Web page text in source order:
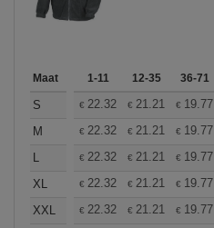
Maat 1-11 12-35 36-71
S € 22.32 € 21.21 € 19.77
M
€ 22.32 € 21.21 € 19.77
L
€ 22.32 € 21.21 € 19.77
XL
€ 22.32 € 21.21 € 19.77
XXL
€ 22.32 € 21.21 € 19.77